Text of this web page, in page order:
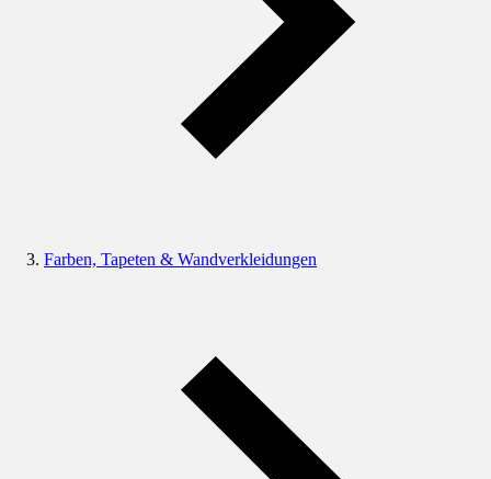
Farben, Tapeten & Wandverkleidungen